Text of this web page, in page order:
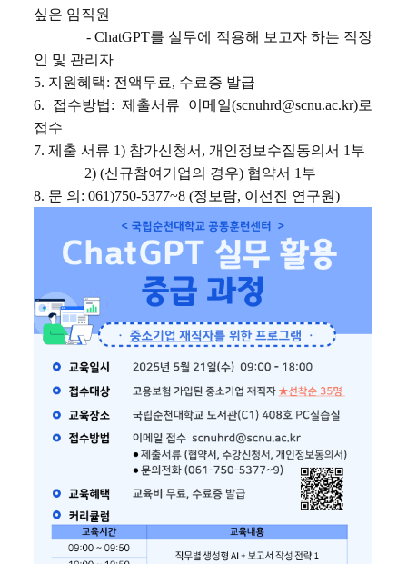
싶은 임직원
- ChatGPT를 실무에 적용해 보고자 하는 직장
인 및 관리자
5. 지원혜택: 전액무료, 수료증 발급
6. 접수방법: 제출서류 이메일(scnuhrd@scnu.ac.kr)로
접수
7. 제출 서류 1) 참가신청서, 개인정보수집동의서 1부
2) (신규참여기업의 경우) 협약서 1부
8. 문 의 : 061)750-5377~8 (정보람, 이선진 연구원)